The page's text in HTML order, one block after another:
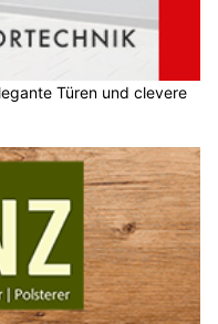
Türen und clevere